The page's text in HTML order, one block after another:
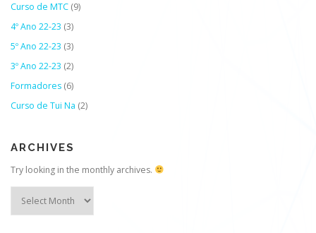
Curso de MTC (9)
4º Ano 22-23 (3)
5º Ano 22-23 (3)
3º Ano 22-23 (2)
Formadores (6)
Curso de Tui Na (2)
ARCHIVES
Try looking in the monthly archives.